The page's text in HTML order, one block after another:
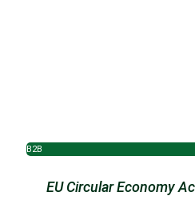
B2B
EU Circular Economy